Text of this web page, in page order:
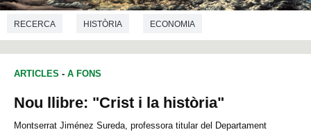
RECERCA HISTÒRIA ECONOMIA
ARTICLES - A FONS
Nou llibre: "Crist i la història"
Montserrat Jiménez Sureda, professora titular del Departament